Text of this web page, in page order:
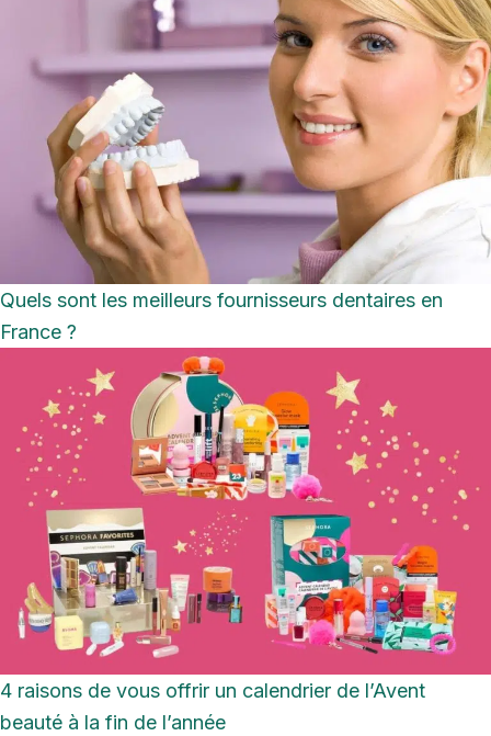
Quels sont les meilleurs fournisseurs dentaires en
France ?
4 raisons de vous offrir un calendrier de l’Avent
beauté à la fin de l’année